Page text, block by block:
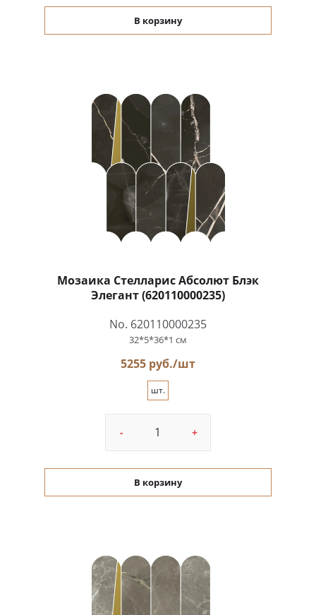
В корзину
Мозаика Стелларис Абсолют Блэк
Элегант (620110000235)
No. 620110000235
32*5*36*1 см
5255 руб./шт
шт.
- +
В корзину